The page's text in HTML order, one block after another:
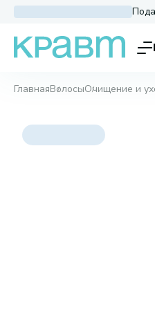
ГлавнаяВолосыОчищение и